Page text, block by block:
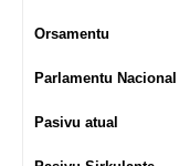
Orsamentu
Parlamentu Nacional
Pasivu atual